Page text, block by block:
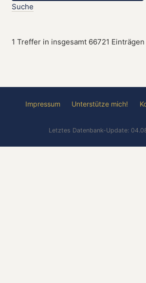
Suche
1 Treffer in insgesamt 66721
Impressum Unterstütze mich!
Letztes Datenbank-Update: